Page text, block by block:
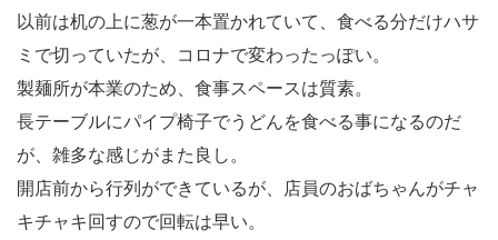
以前は机の上に葱が一本置かれていて、食べる分だけハサ
ミで切っていたが、コロナで変わったっぽい。
製麺所が本業のため、食事スペースは質素。
長テーブルにパイプ椅子でうどんを食べる事になるのだ
が、雑多な感じがまた良し。
開店前から行列ができているが、店員のおばちゃんがチャ
キチャキ回すので回転は早い。